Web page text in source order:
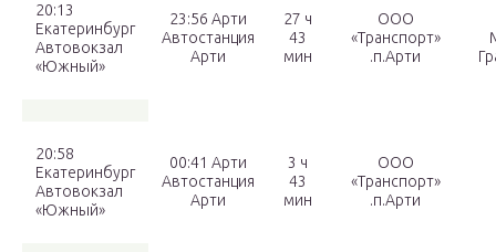
20:13
Екатеринбург
Автовокзал
«Южный»
23:56 Арти
Автостанция
Арти
27 ч
43
мин
ООО
«Транспорт»
.п.Арти
20:58
Екатеринбург
Автовокзал
«Южный»
00:41 Арти
Автостанция
Арти
3 ч
43
мин
ООО
«Транспорт»
.п.Арти